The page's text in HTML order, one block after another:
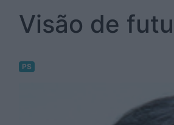
Visão de
PS